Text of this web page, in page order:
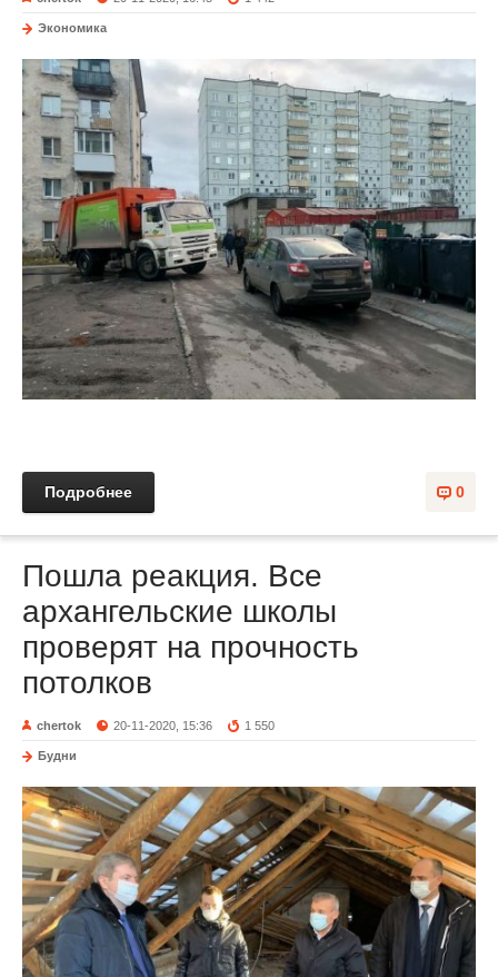
Экономика
0
Подробнее
Пошла реакция. Все
архангельские школы
проверят на прочность
потолков
chertok 20-11-2020, 15:36 1 550
Будни